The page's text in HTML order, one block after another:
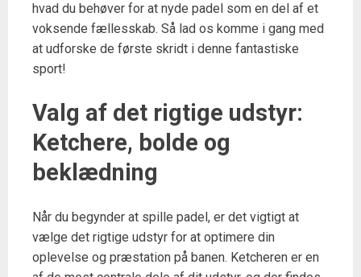
hvad du behøver for at nyde padel som en del af et
voksende fællesskab. Så lad os komme i gang med
at udforske de første skridt i denne fantastiske
sport!
Valg af det rigtige udstyr:
Ketchere, bolde og
beklædning
Når du begynder at spille padel, er det vigtigt at
vælge det rigtige udstyr for at optimere din
oplevelse og præstation på banen. Ketcheren er en